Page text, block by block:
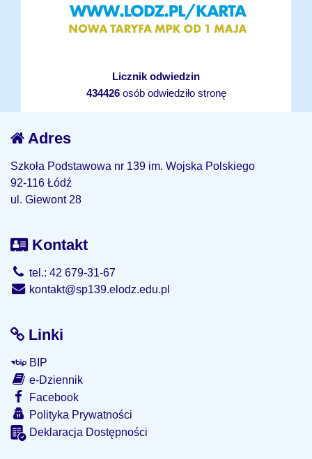
Licznik odwiedzin
434426osób odwiedziło stronę
Adres
Szkoła Podstawowa nr 139 im. Wojska Polskiego
92-116 Łódź
ul. Giewont 28
Kontakt
tel.: 42 679-31-67
kontakt@sp139.elodz.edu.pl
Linki
BIP
e-Dziennik
Facebook
Polityka Prywatności
Deklaracja Dostępności